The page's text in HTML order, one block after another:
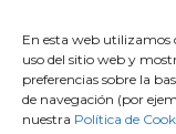
En esta web utilizamos
uso del sitio web y
preferencias sobre la
de navegación (por
nuestra Política de
22 del RGPD, de
únicamente en el